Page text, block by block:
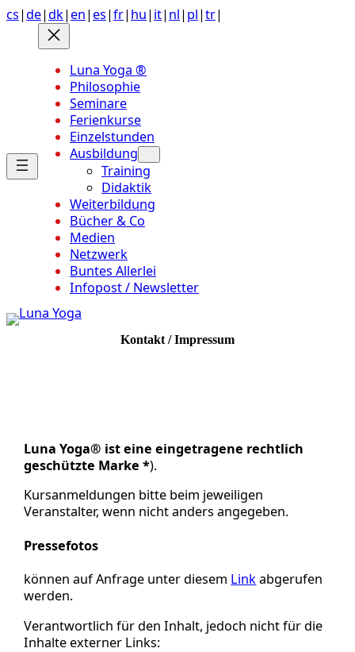
Anchor
Zum
Inhalt
springen
cs|de|dk| en| es|fr| hu| it| nl| pl|tr|
Luna Yoga ®
Philosophie
Seminare
Ferienkurse
Einzelstunden
Ausbildung
Training
Didaktik
Weiterbildung
Bücher & Co
Medien
Netzwerk
Buntes Allerlei
Infopost / Newsletter
Kontakt / Impressum
Luna Yoga® ist eine eingetragene rechtlich
geschützte Marke *).
Kursanmeldungen bitte beim jeweiligen
Veranstalter, wenn nicht anders angegeben.
Pressefotos
können auf Anfrage unter diesem Linkabgerufen
werden.
Verantwortlich für den Inhalt, jedoch nicht für die
Inhalte externer Links: